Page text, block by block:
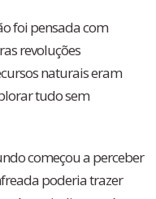
foi pensada com
revoluções
naturais eram
tudo sem
começou a perceber
poderia trazer